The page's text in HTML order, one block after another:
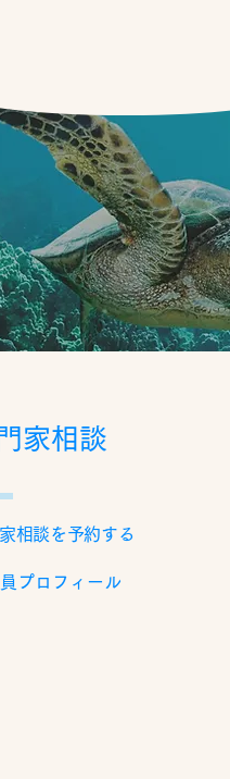
家相談
相談を予約する
プロフィール